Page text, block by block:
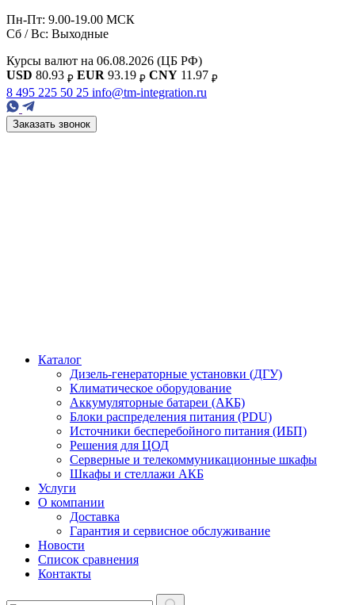
Пн-Пт: 9.00-19.00 МСК
Сб / Вс: Выходные
Курсы валют на 06.08.2026 (ЦБ РФ)
USD 80.93 ₽ EUR 93.19 ₽ CNY 11.97 ₽
8 495 225 50 25 info@tm-integration.ru
Заказать звонок
Каталог
Дизель-генераторные установки (ДГУ)
Климатическое оборудование
Аккумуляторные батареи (АКБ)
Блоки распределения питания (PDU)
Источники бесперебойного питания (ИБП)
Решения для ЦОД
Серверные и телекоммуникационные шкафы
Шкафы и стеллажи АКБ
Услуги
О компании
Доставка
Гарантия и сервисное обслуживание
Новости
Список сравнения
Контакты